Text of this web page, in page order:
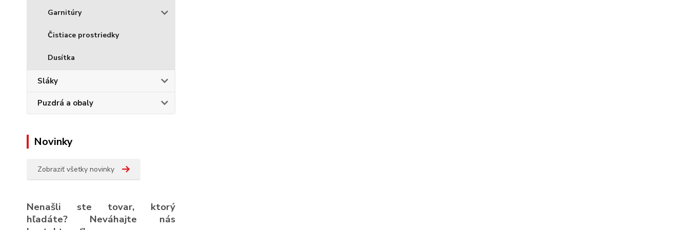
Garnitúry
Čistiace prostriedky
Dusítka
Sláky
Puzdrá a obaly
Novinky
Zobraziť všetky novinky
Nenašli ste tovar, ktorý
hľadáte? Neváhajte nás